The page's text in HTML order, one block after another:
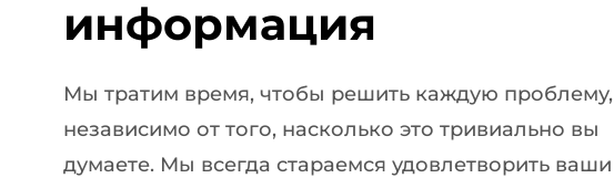
информация
Мы тратим время, чтобы решить каждую проблему,
независимо от того, насколько это тривиально вы
думаете. Мы всегда стараемся удовлетворить ваши